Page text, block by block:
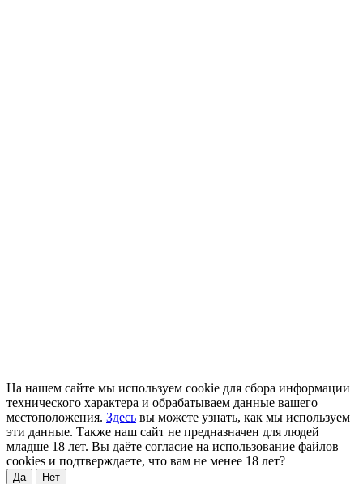
На нашем сайте мы используем cookie для сбора информации
технического характера и обрабатываем данные вашего
местоположения. Здесь вы можете узнать, как мы используем
эти данные. Также наш сайт не предназначен для людей
младше 18 лет. Вы даёте согласие на использование файлов
cookies и подтверждаете, что вам не менее 18 лет?
Да Нет